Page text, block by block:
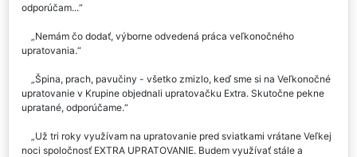
odporúčam...
Nemám čo dodať, výborne odvedená práca veľkonočného
upratovania.
Špina, prach, pavučiny - všetko zmizlo, keď sme si na Veľkonočné
upratovanie v Krupine objednali upratovačku Extra. Skutočne pekne
upratané, odporúčame.
Už tri roky využívam na upratovanie pred sviatkami vrátane Veľkej
noci spoločnosť EXTRA UPRATOVANIE. Budem využívať stále a